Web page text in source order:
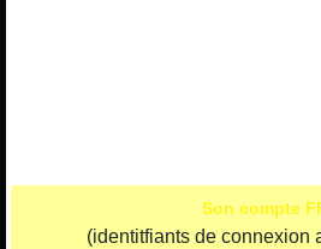
Son compte
(identitfiants de connexion